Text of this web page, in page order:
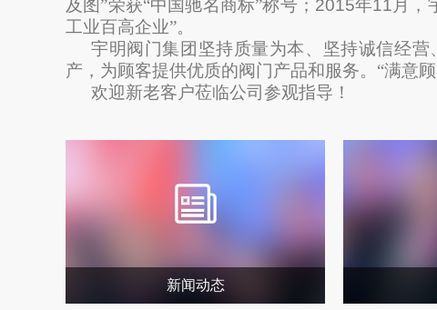
及图”荣获“中国驰名商标”称号； 2015年11 月，
工业百高企业”。
宇明阀门集团坚持质量为本、坚持诚信经
产，为顾客提供优质的阀门产品和服务。“满意
欢迎新老客户莅临公司参观指导！
新闻动态